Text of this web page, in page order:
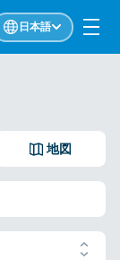
日本語
地図